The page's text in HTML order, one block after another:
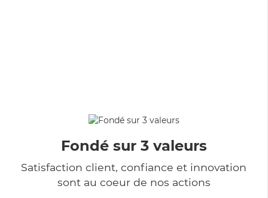
Fondé sur 3 valeurs
Satisfaction client, confiance et innovation
sont au coeur de nos actions